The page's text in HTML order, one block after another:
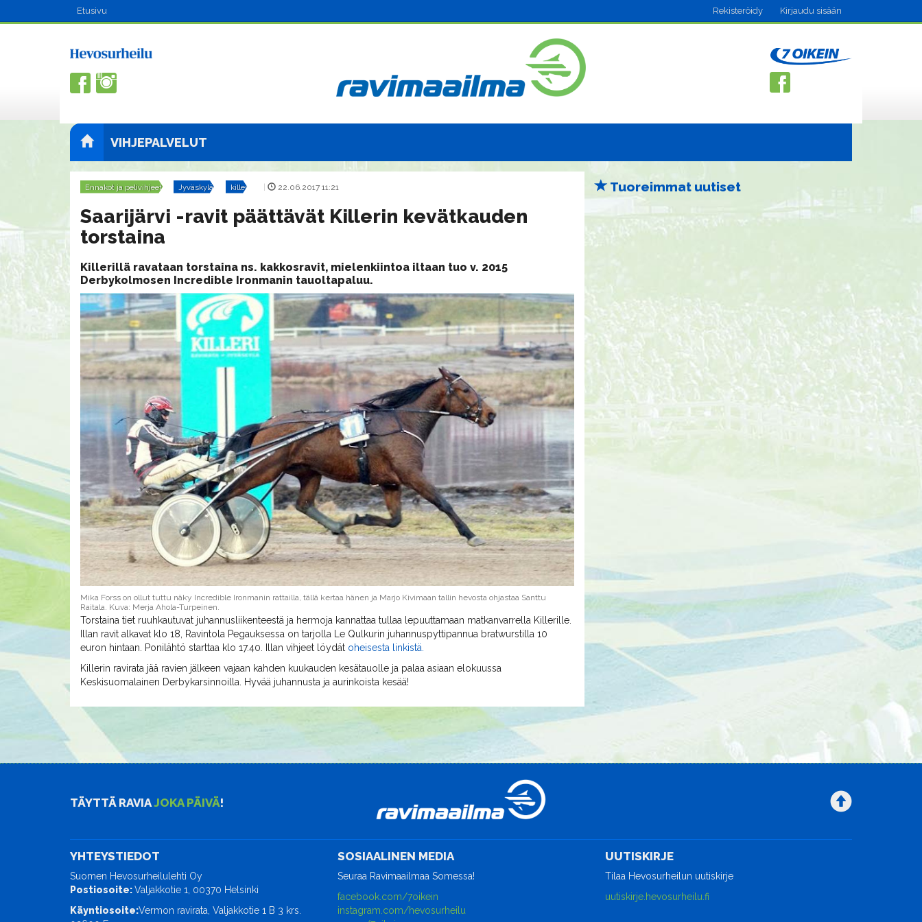
Etusivu Rekisteröidy Kirjaudu sisään
VIHJEPALVELUT
Ennakot ja pelivihjeet Jyväskylä killeri | 22.06.2017 11:21
Saarijärvi -ravit päättävät Killerin kevätkauden
torstaina
Killerillä ravataan torstaina ns. kakkosravit, mielenkiintoa iltaan tuo v. 2015
Derbykolmosen Incredible Ironmanin tauoltapaluu.
Mika Forss on ollut tuttu näky Incredible Ironmanin rattailla, tällä kertaa hänen ja Marjo Kivimaan tallin hevosta ohjastaa Santtu
Raitala. Kuva: Merja Ahola-Turpeinen.
Torstaina tiet ruuhkautuvat juhannusliikenteestä ja hermoja kannattaa tullaa lepuuttamaan matkanvarrella Killerille.
Illan ravit alkavat klo 18, Ravintola Pegauksessa on tarjolla Le Qulkurin juhannuspyttipannua bratwurstilla 10
euron hintaan. Ponilähtö starttaa klo 17.40. Illan vihjeet löydät oheisesta linkistä.
Killerin ravirata jää ravien jälkeen vajaan kahden kuukauden kesätauolle ja palaa asiaan elokuussa
Keskisuomalainen Derbykarsinnoilla. Hyvää juhannusta ja aurinkoista kesää!
Tuoreimmat uutiset
TÄYTTÄ RAVIAJOKA PÄIVÄ!
YHTEYSTIEDOT
Suomen Hevosurheilulehti Oy
Postiosoite:Valjakkotie 1, 00370 Helsinki
Käyntiosoite:Vermon ravirata, Valjakkotie 1 B 3 krs.
SOSIAALINEN MEDIA
Seuraa Ravimaailmaa Somessa!
facebook.com/7oikein
instagram.com/hevosurheilu
UUTISKIRJE
Tilaa Hevosurheilun uutiskirje
uutiskirje.hevosurheilu.fi